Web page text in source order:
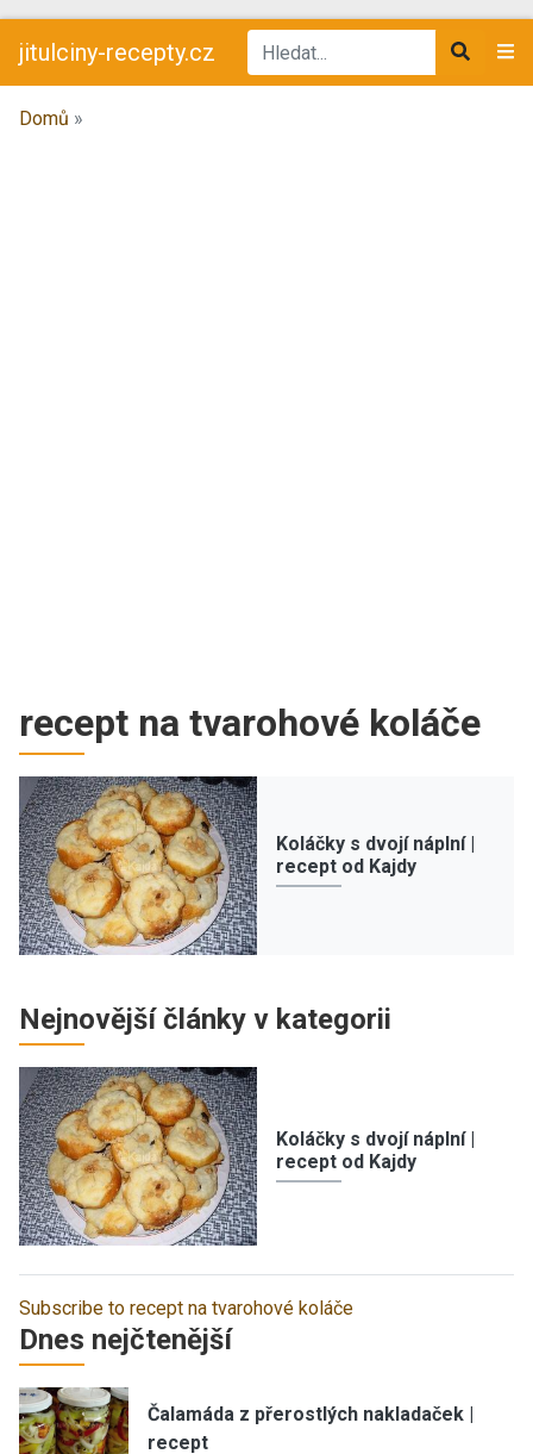
jitulciny-recepty.cz
Domů »
recept na tvarohové koláče
Koláčky s dvojí náplní |
recept od Kajdy
Nejnovější články v kategorii
Koláčky s dvojí náplní |
recept od Kajdy
Subscribe to recept na tvarohové koláče
Dnes nejčtenější
Čalamáda z přerostlých nakladaček |
recept